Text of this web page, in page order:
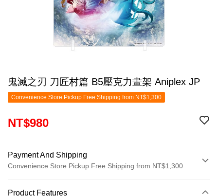
鬼滅之刃 刀匠村篇 B5壓克力畫架 Aniplex JP
Convenience Store Pickup Free Shipping from NT$1,300
NT$980
Payment And Shipping
Convenience Store Pickup Free Shipping from NT$1,300
Product Features